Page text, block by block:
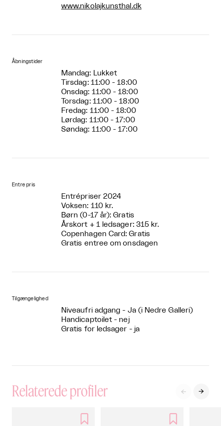
www.nikolajkunsthal.dk
Åbningstider
Mandag: Lukket
Tirsdag: 11:00 - 18:00
Onsdag: 11:00 - 18:00
Torsdag: 11:00 - 18:00
Fredag: 11:00 - 18:00
Lørdag: 11:00 - 17:00
Søndag: 11:00 - 17:00
Entre pris
Entrépriser 2024
Voksen: 110 kr.
Børn (0-17 år): Gratis
Årskort + 1 ledsager: 315 kr.
Copenhagen Card: Gratis
Gratis entree om onsdagen
Tilgængelighed
Niveaufri adgang - Ja (i Nedre Galleri)
Handicaptoilet - nej
Gratis for ledsager - ja
Relaterede profiler  
 